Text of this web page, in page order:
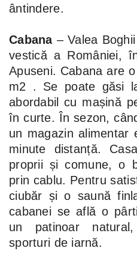
ântindere.
Cabana – Valea
vestică a României,
Apuseni. Cabana are
m2 . Se poate găsi
abordabil cu mașină
în curte. În sezon,
un magazin alimentar
minute distanță.
proprii și comune, o
prin cablu. Pentru
ciubăr și o saună
cabanei se află o
un patinoar
sporturi de iarnă.